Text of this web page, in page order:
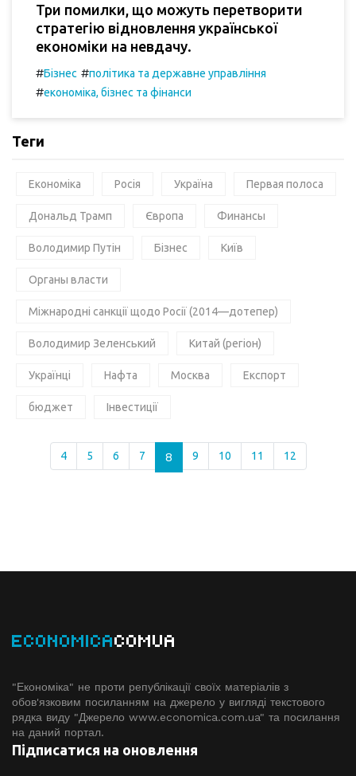
Три помилки, що можуть перетворити
стратегію відновлення української
економіки на невдачу.
#Бізнес #політика та державне управління
#економіка, бізнес та фінанси
Теги
Економіка Росія Україна Первая полоса
Дональд Трамп Європа Финансы
Володимир Путін Бізнес Київ
Органы власти
Міжнародні санкції щодо Росії (2014—дотепер)
Володимир Зеленський Китай (регіон)
Українці Нафта Москва Експорт
бюджет Інвестиції
4 5 6 7 8 9 10 11 12
ECONOMICACOMUA
"Економіка" не проти републікації своїх матеріалів з
обов'язковим посиланням на джерело у вигляді текстового
рядка виду "Джерело www.economiсa.com.ua" та посилання
на даний портал.
Підписатися на оновлення